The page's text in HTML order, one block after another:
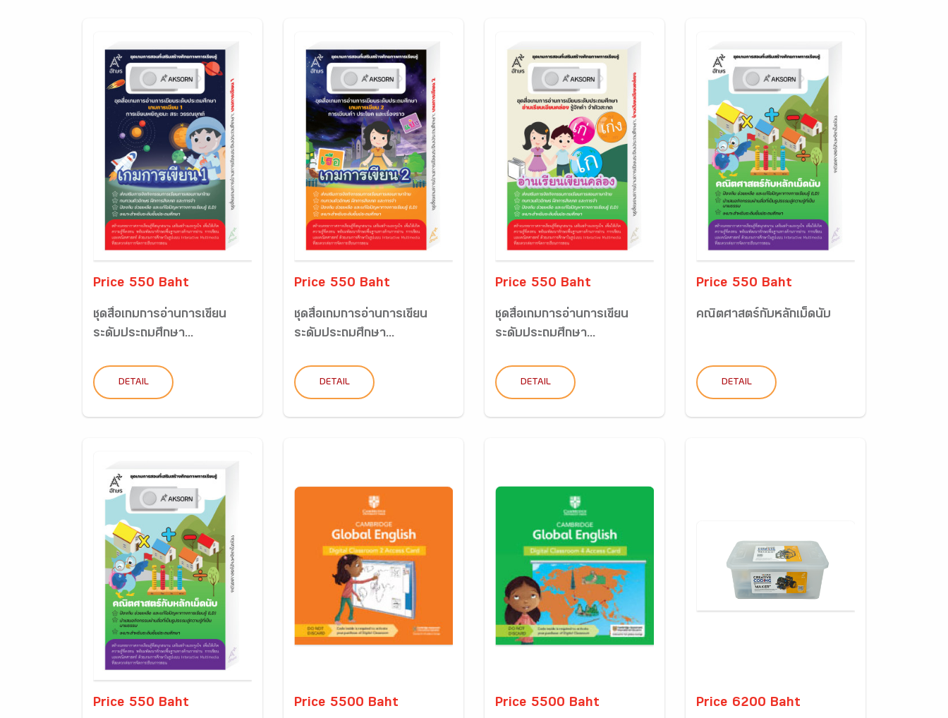
Price 550 Baht
ชุดสื่อเกมการอ่านการเขียน
ระดับประถมศึกษา...
DETAIL
Price 550 Baht
ชุดสื่อเกมการอ่านการเขียน
ระดับประถมศึกษา...
DETAIL
Price 550 Baht
ชุดสื่อเกมการอ่านการเขียน
ระดับประถมศึกษา...
DETAIL
Price 550 Baht
คณิตศาสตร์กับหลักเม็ดนับ
DETAIL
Price 550 Baht Price 5500 Baht Price 5500 Baht Price 6200 Baht